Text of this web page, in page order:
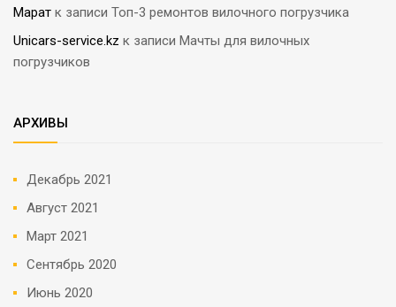
Марат к записи Топ-3 ремонтов вилочного погрузчика
Unicars-service.kz к записи Мачты для вилочных
погрузчиков
АРХИВЫ
Декабрь 2021
Август 2021
Март 2021
Сентябрь 2020
Июнь 2020